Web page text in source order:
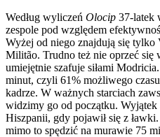
Według wyliczeń Olocip 37-latek
zespole pod względem
Wyżej od niego znajdują się
Militão. Trudno też nie oprzeć się
umiejętnie szafuje siłami
minut, czyli 61% możliwego
kadrze. W ważnych starciach
widzimy go od początku. Wyjątek
Hiszpanii, gdy pojawił się z
mimo to spędzić na murawie 75